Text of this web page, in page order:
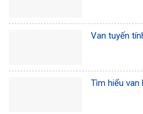
Van tuyến
Tìm hiểu van